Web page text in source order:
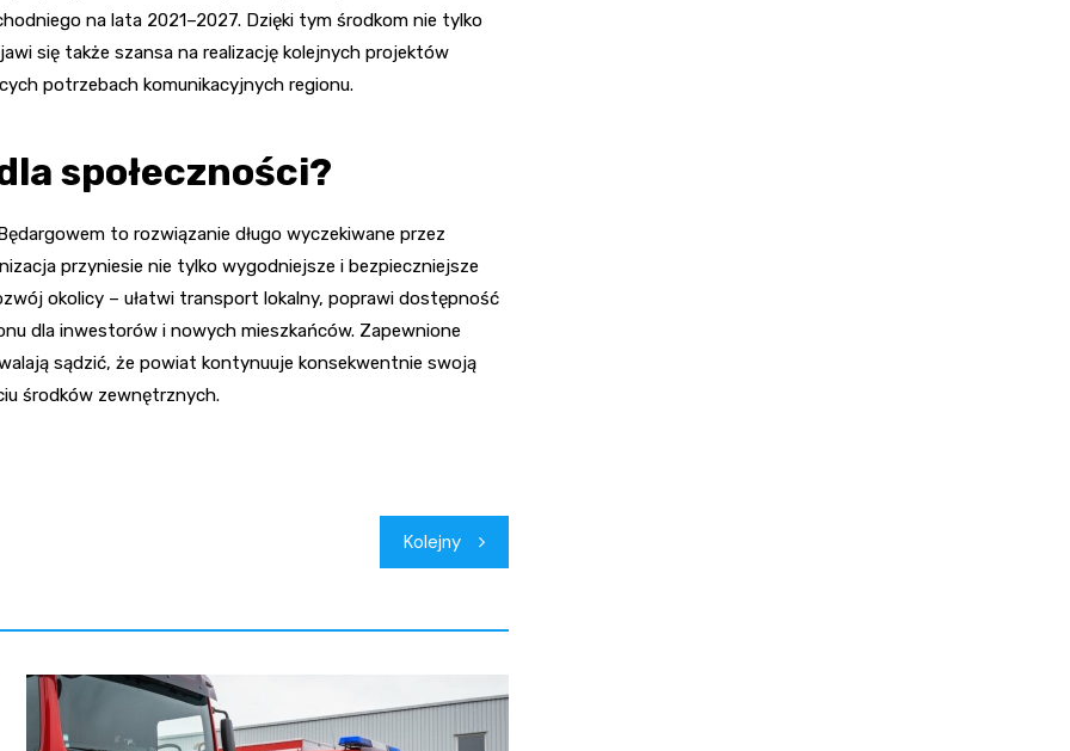
na lata 2021–2027. Dzięki tym środkom nie tylko
się także szansa na realizację kolejnych projektów
potrzebach komunikacyjnych regionu.
społeczności?
to rozwiązanie długo wyczekiwane przez
przyniesie nie tylko wygodniejsze i bezpieczniejsze
okolicy – ułatwi transport lokalny, poprawi dostępność
dla inwestorów i nowych mieszkańców. Zapewnione
sądzić, że powiat kontynuuje konsekwentnie swoją
środków zewnętrznych.
Kolejny